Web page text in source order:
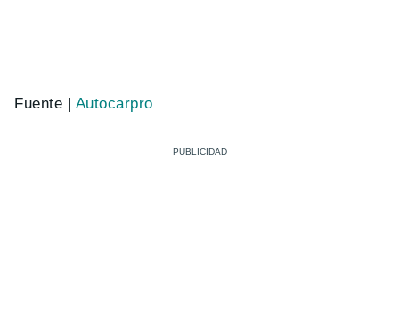
Fuente | Autocarpro